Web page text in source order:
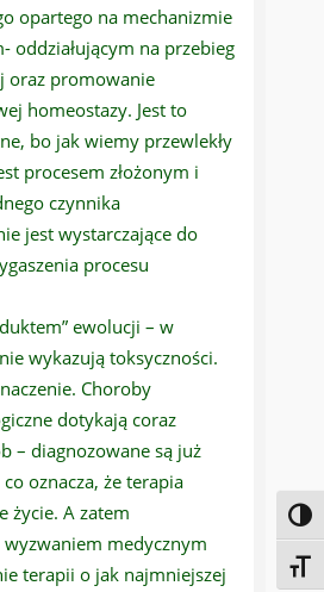
opartego na mechanizmie
oddziałującym na przebieg
oraz promowanie
homeostazy. Jest to
bo jak wiemy przewlekły
procesem złożonym i
czynnika
jest wystarczające do
procesu
ewolucji – w
wykazują toksyczności.
Choroby
dotykają coraz
– diagnozowane są już
oznacza, że terapia
życie. A zatem
medycznym
terapii o jak najmniejszej